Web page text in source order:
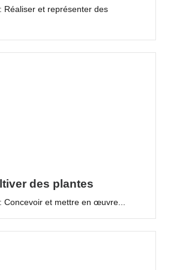
Réaliser et représenter des
des plantes
Concevoir et mettre en œuvre...